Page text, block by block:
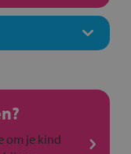
om je kind